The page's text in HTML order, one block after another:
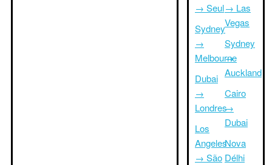
→ Seul
Sydney
→
Melbourne
Dubai
→
Londres
Los
Angeles
→ São
→ Las
Vegas
Sydney
→
Auckland
Cairo
→
Dubai
Nova
Délhi